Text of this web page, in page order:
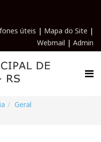
úteis | Mapa do Site |
Webmail | Admin
Geral